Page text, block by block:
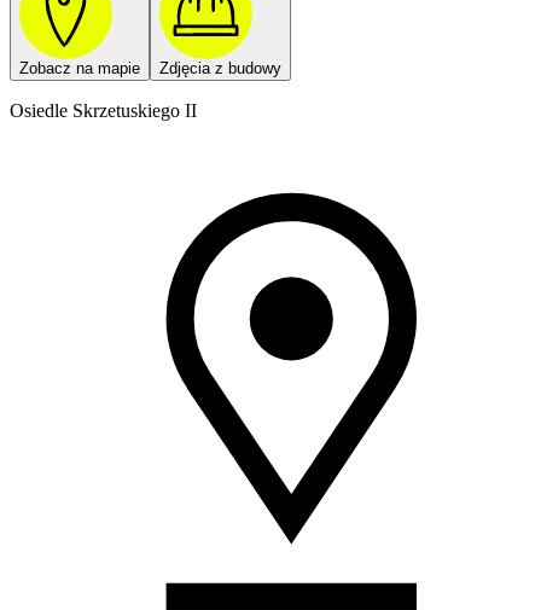
Zobacz na mapie Zdjęcia z budowy
Osiedle Skrzetuskiego II